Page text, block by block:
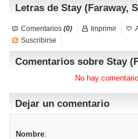
Letras de Stay (Faraway,
Comentarios (0) Imprimir
Suscribirse
Comentarios sobre Stay
No hay
Dejar un comentario
Nombre: